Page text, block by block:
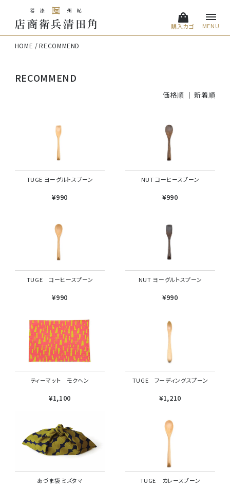
購入カゴ MENU
HOME RECOMMEND
RECOMMEND
価格順 新着順
TUGE ヨーグルトスプーン
¥990
NUT コーヒースプーン
¥990
TUGE コーヒースプーン
¥990
NUT ヨーグルトスプーン
¥990
ティーマット モクヘン
¥1,100
TUGE フーディングスプーン
¥1,210
あづま袋 ミズタマ TUGE カレースプーン